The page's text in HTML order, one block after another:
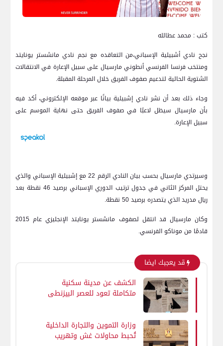
كتب : محمد عطالله
نجح نادي أشبيلية الإسباني،من التعاقده مع نجم نادي مانشستر يونايتد
ومنتخب فرنسا الفرنسي أنطوني مارسيال على سبيل الإعارة في الانتقالات
الشتوية الحالية لتدعيم صفوف الفريق خلال المرحلة المقبلة.
وجاء ذلك بعد أن نشر نادي إشبيلية بيانًا عبر موقعه الإلكتروني، أكد فيه
بأن مارسيال سيظل لاعبًا في صفوف الفريق حتى نهاية الموسم على
سبيل الإعارة.
وسيرتدي مارسيال بحسب بيان النادي الرقم 22 مع إشبيلية الإسباني والذي
يحتل المركز الثاني في جدول ترتيب الدوري الإسباني برصيد 46 نقطة بعد
ريال مدريد الذي يتصدره برصيد 50 نقطة.
وكان مارسيال قد انتقل لصفوف مانشستر يونايتد الإنجليزي عام 2015
قادمًا من موناكو الفرنسي.
قد يعجبك ايضا
الكشف عن مدينة سكنية
متكاملة تعود للعصر البيزنطي
وزارة التموين والتجارة الداخلية
تُحبط محاولات غش وتهريب